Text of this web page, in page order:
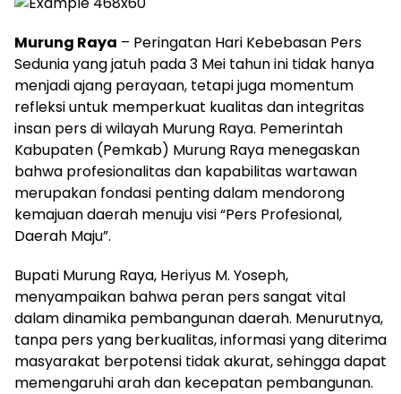
Murung Raya – Peringatan Hari Kebebasan Pers
Sedunia yang jatuh pada 3 Mei tahun ini tidak hanya
menjadi ajang perayaan, tetapi juga momentum
refleksi untuk memperkuat kualitas dan integritas
insan pers di wilayah Murung Raya. Pemerintah
Kabupaten (Pemkab) Murung Raya menegaskan
bahwa profesionalitas dan kapabilitas wartawan
merupakan fondasi penting dalam mendorong
kemajuan daerah menuju visi “Pers Profesional,
Daerah Maju”.
Bupati Murung Raya, Heriyus M. Yoseph,
menyampaikan bahwa peran pers sangat vital
dalam dinamika pembangunan daerah. Menurutnya,
tanpa pers yang berkualitas, informasi yang diterima
masyarakat berpotensi tidak akurat, sehingga dapat
memengaruhi arah dan kecepatan pembangunan.